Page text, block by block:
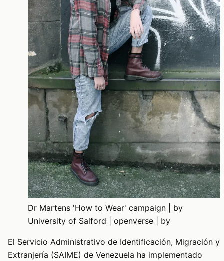
Dr Martens 'How to Wear' campaign | by
University of Salford | openverse | by
El Servicio Administrativo de Identificación, Migración y
Extranjería (SAIME) de Venezuela ha implementado